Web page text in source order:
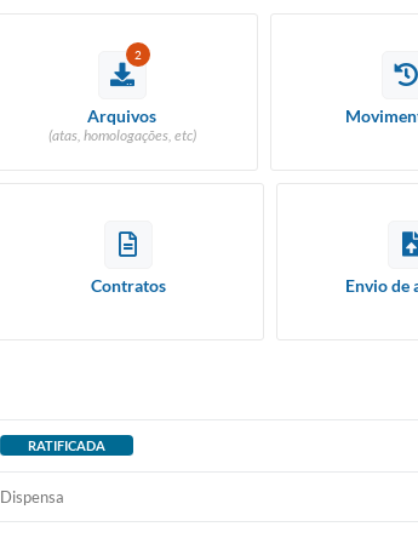
2
Arquivos
(atas, homologações, etc)
Contratos Envio de
RATIFICADA
Dispensa